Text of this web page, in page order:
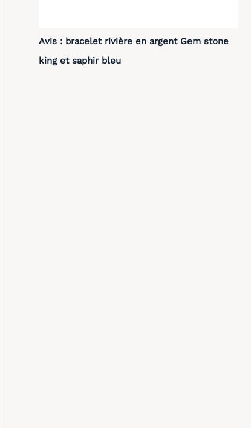
Avis : bracelet rivière en argent Gem stone
king et saphir bleu